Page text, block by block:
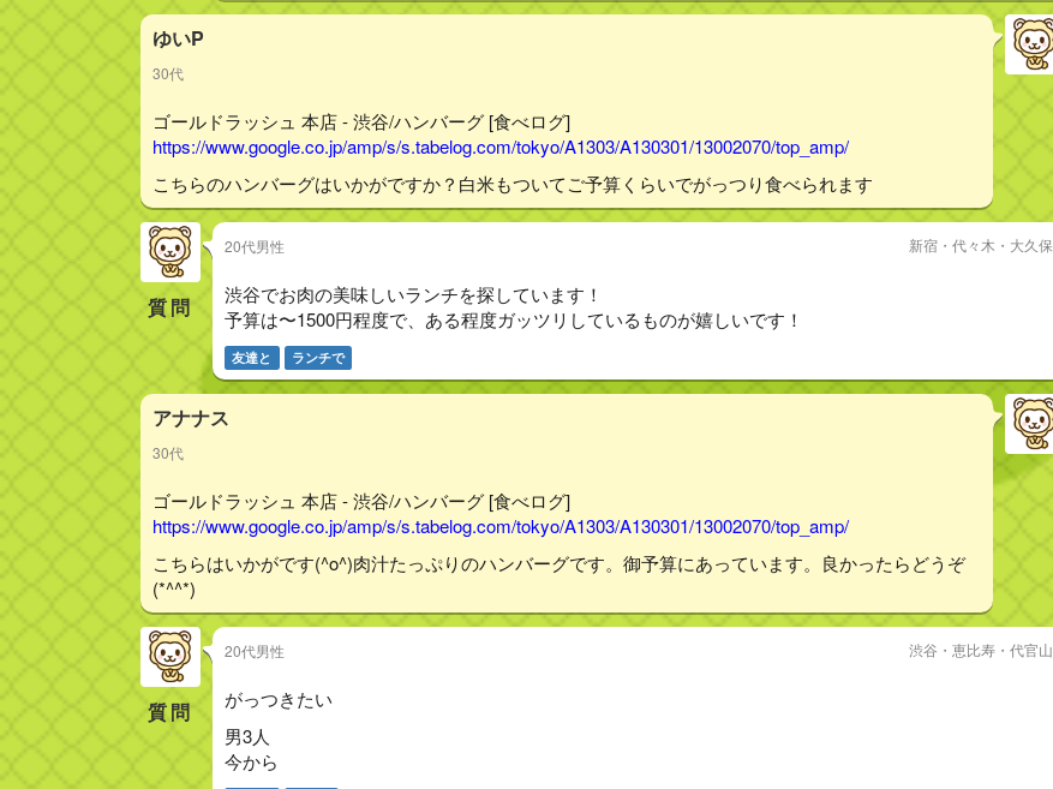
ゆいP
30代
ゴールドラッシュ 本店 - 渋谷/ハンバーグ [食べログ]
https://www.google.co.jp/amp/s/s.tabelog.com/tokyo/A1303/A130301/13002070/top_amp/
こちらのハンバーグはいかがですか？白米もついてご予算くらいでがっつり食べられます
質問
20代男性 新宿・代々木・大久保
渋谷でお肉の美味しいランチを探しています！
予算は〜1500円程度で、ある程度ガッツリしているものが嬉しいです！
友達と ランチで
アナナス
30代
ゴールドラッシュ 本店 - 渋谷/ハンバーグ [食べログ]
https://www.google.co.jp/amp/s/s.tabelog.com/tokyo/A1303/A130301/13002070/top_amp/
こちらはいかがです(^o^)肉汁たっぷりのハンバーグです。御予算にあっています。良かったらどうぞ
(*^^*)
質問
20代男性 渋谷・恵比寿・代官山
がっつきたい
男3人
今から